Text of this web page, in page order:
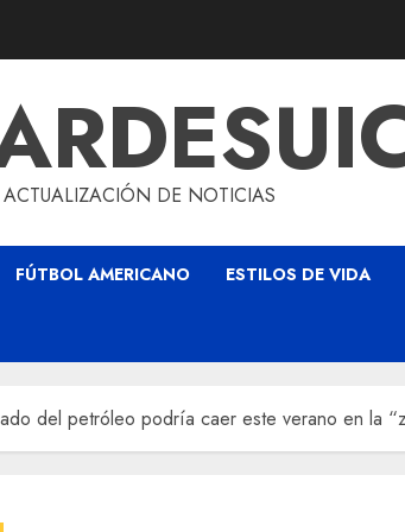
ACTUALIZACIÓN DE NOTICIAS
FÚTBOL AMERICANO ESTILOS DE VIDA
del petróleo podría caer este verano en la